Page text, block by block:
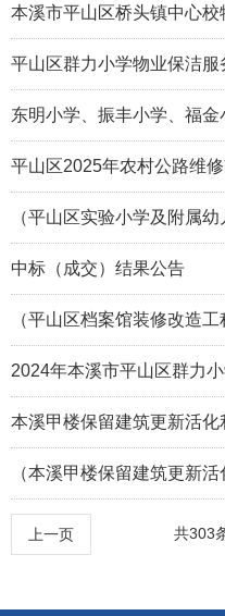
性谈判公告
本溪市平山区桥头镇中心
判公告
平山区群力小学物业保洁服
东明小学、振丰小学、福
属幼儿园）物业购买服务中
平山区2025年农村公路维
（平山区实验小学及附属
公告
中标（成交）结果公告
（平山区档案馆装修改造
2024年本溪市平山区群力
标补全公告
本溪甲楼保留建筑更新活
的更正公告
（本溪甲楼保留建筑更新
程）的采购公告
上一页 共303